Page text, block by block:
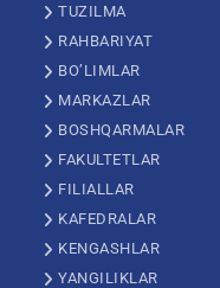
TUZILMA
RAHBARIYAT
BO’LIMLAR
MARKAZLAR
BOSHQARMALAR
FAKULTETLAR
FILIALLAR
KAFEDRALAR
KENGASHLAR
YANGILIKLAR